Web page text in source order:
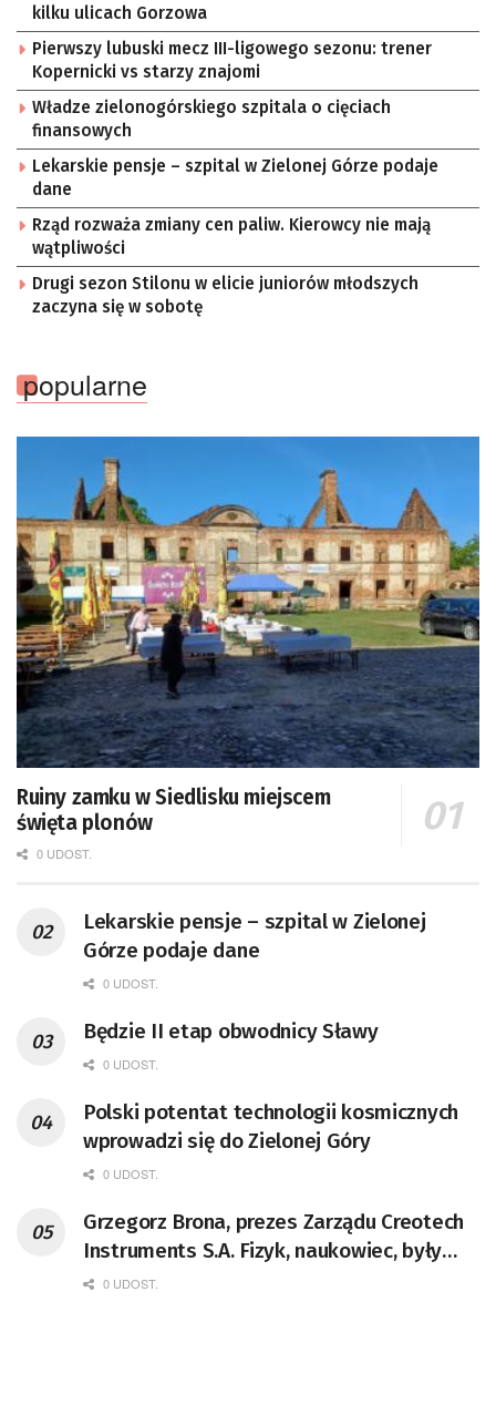
kilku ulicach Gorzowa
Pierwszy lubuski mecz III-ligowego sezonu: trener
Kopernicki vs starzy znajomi
Władze zielonogórskiego szpitala o cięciach
finansowych
Lekarskie pensje – szpital w Zielonej Górze podaje
dane
Rząd rozważa zmiany cen paliw. Kierowcy nie mają
wątpliwości
Drugi sezon Stilonu w elicie juniorów młodszych
zaczyna się w sobotę
popularne
Ruiny zamku w Siedlisku miejscem
święta plonów
0 UDOST.
Lekarskie pensje – szpital w Zielonej
Górze podaje dane
0 UDOST.
Będzie II etap obwodnicy Sławy
0 UDOST.
Polski potentat technologii kosmicznych
wprowadzi się do Zielonej Góry
0 UDOST.
Grzegorz Brona, prezes Zarządu Creotech
Instruments S.A. Fizyk, naukowiec, były
pracownik CERN w Genewie,
0 UDOST.